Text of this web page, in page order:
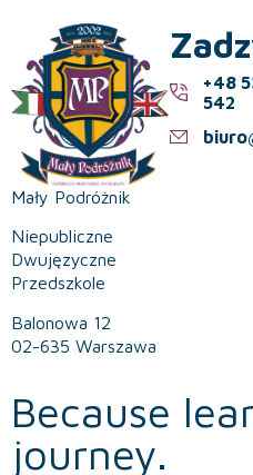
Mały Podróżnik
Niepubliczne
Dwujęzyczne
Przedszkole
Balonowa 12
02-635 Warszawa
+48
542
Because
journey.